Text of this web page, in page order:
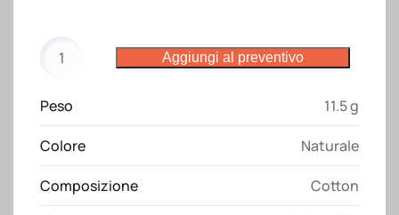
220
g/m2,
manici
quantità
Aggiungi al preventivo
Peso 11.5 g
Colore Naturale
Composizione Cotton